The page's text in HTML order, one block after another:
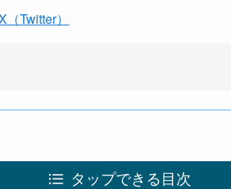
（Twitter）
タップできる目次